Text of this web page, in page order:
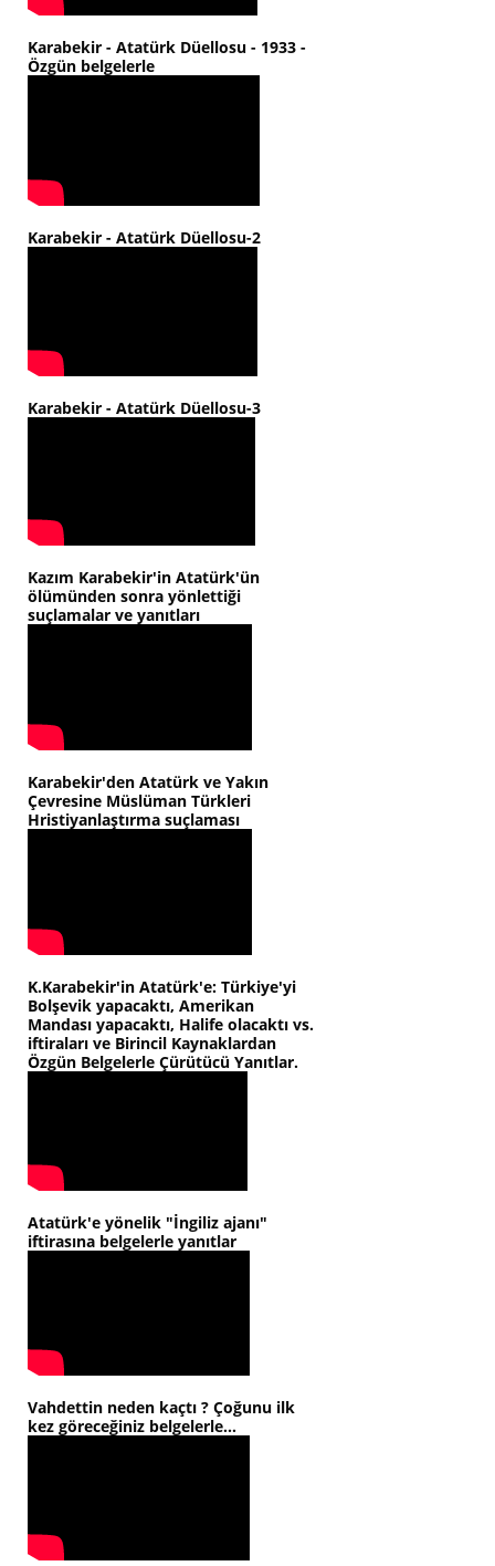
Karabekir - Atatürk Düellosu - 1933 -
Özgün belgelerle
Karabekir - Atatürk Düellosu-2
Karabekir - Atatürk Düellosu-3
Kazım Karabekir'in Atatürk'ün
ölümünden sonra yönlettiği
suçlamalar ve yanıtları
Karabekir'den Atatürk ve Yakın
Çevresine Müslüman Türkleri
Hristiyanlaştırma suçlaması
K.Karabekir'in Atatürk'e: Türkiye'yi
Bolşevik yapacaktı, Amerikan
Mandası yapacaktı, Halife olacaktı vs.
iftiraları ve Birincil Kaynaklardan
Özgün Belgelerle Çürütücü Yanıtlar.
Atatürk'e yönelik "İngiliz ajanı"
iftirasına belgelerle yanıtlar
Vahdettin neden kaçtı ? Çoğunu ilk
kez göreceğiniz belgelerle...